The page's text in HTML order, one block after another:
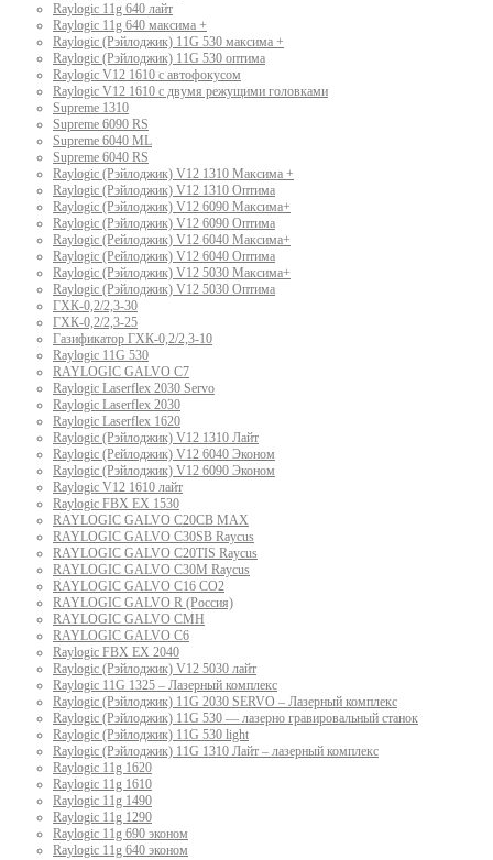
Raylogic 11g 640 лайт
Raylogic 11g 640 максима +
Raylogic (Рэйлоджик) 11G 530 максима +
Raylogic (Рэйлоджик) 11G 530 оптима
Raylogic V12 1610 с автофокусом
Raylogic V12 1610 с двумя режущими головками
Supreme 1310
Supreme 6090 RS
Supreme 6040 ML
Supreme 6040 RS
Raylogic (Рэйлоджик) V12 1310 Максима +
Raylogic (Рэйлоджик) V12 1310 Оптима
Raylogic (Рэйлоджик) V12 6090 Максима+
Raylogic (Рэйлоджик) V12 6090 Оптима
Raylogic (Рейлоджик) V12 6040 Максима+
Raylogic (Рейлоджик) V12 6040 Оптима
Raylogic (Рэйлоджик) V12 5030 Максима+
Raylogic (Рэйлоджик) V12 5030 Оптима
ГХК-0,2/2,3-30
ГХК-0,2/2,3-25
Газификатор ГХК-0,2/2,3-10
Raylogic 11G 530
RAYLOGIC GALVO С7
Raylogic Laserflex 2030 Servo
Raylogic Laserflex 2030
Raylogic Laserflex 1620
Raylogic (Рэйлоджик) V12 1310 Лайт
Raylogic (Рейлоджик) V12 6040 Эконом
Raylogic (Рэйлоджик) V12 6090 Эконом
Raylogic V12 1610 лайт
Raylogic FBX EX 1530
RAYLOGIC GALVO С20CB MAX
RAYLOGIC GALVO С30SB Raycus
RAYLOGIC GALVO C20TIS Raycus
RAYLOGIC GALVO С30M Raycus
RAYLOGIC GALVO С16 CO2
RAYLOGIC GALVO R (Россия)
RAYLOGIC GALVO CMH
RAYLOGIC GALVO С6
Raylogic FBX EX 2040
Raylogic (Рэйлоджик) V12 5030 лайт
Raylogic 11G 1325 – Лазерный комплекс
Raylogic (Рэйлоджик) 11G 2030 SERVO – Лазерный комплекс
Raylogic (Рэйлоджик) 11G 530 — лазерно гравировальный станок
Raylogic (Рэйлоджик) 11G 530 light
Raylogic (Рэйлоджик) 11G 1310 Лайт – лазерный комплекс
Raylogic 11g 1620
Raylogic 11g 1610
Raylogic 11g 1490
Raylogic 11g 1290
Raylogic 11g 690 эконом
Raylogic 11g 640 эконом